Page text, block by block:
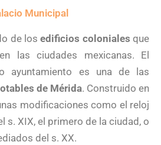
Municipal
de losedificios coloniales que
las ciudades mexicanas. El
ayuntamiento es una de las
de Mérida. Construido en
modificaciones como el reloj
s. XIX, el primero de la ciudad, o
del s. XX.